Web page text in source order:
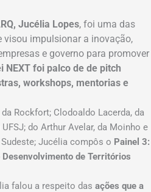
Jucélia Lopes, foi uma das
visou impulsionar a inovação,
e governo para promover
NEXT foi palco de de pitch
workshops, mentorias e
Rockfort; Clodoaldo Lacerda, da
do Arthur Avelar, da Moinho e
Jucélia compôs o Painel 3:
de Territórios
falou a respeito das ações que a